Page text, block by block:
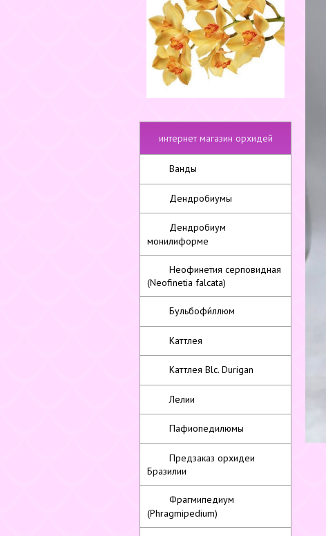
интернет магазин орхидей
Ванды
Дендробиумы
Дендробиум
монилиформе
Неофинетия серповидная
(Neofinetia falcata)
Бульбофи́ллюм
Каттлея
Каттлея Blc. Durigan
Лелии
Пафиопедилюмы
Предзаказ орхидеи
Бразилии
Фрагмипедиум
(Phragmipedium)